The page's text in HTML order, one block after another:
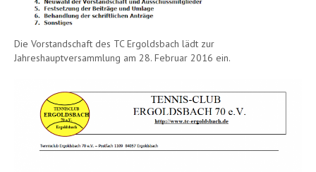
Die Vorstandschaft des TC Ergoldsbach lädt zur
Jahreshauptversammlung am 28. Februar 2016 ein.